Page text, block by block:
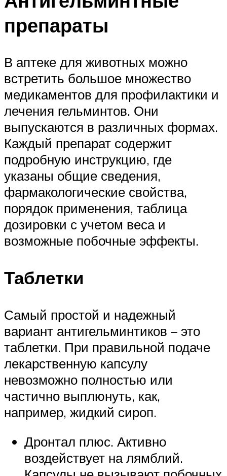
препараты
В аптеке для животных можно
встретить большое множество
медикаментов для профилактики и
лечения гельминтов. Они
выпускаются в различных формах.
Каждый препарат содержит
подробную инструкцию, где
указаны общие сведения,
фармакологические свойства,
порядок применения, таблица
дозировки с учетом веса и
возможные побочные эффекты.
Таблетки
Самый простой и надежный
вариант антигельминтиков – это
таблетки. При правильной подаче
лекарственную капсулу
невозможно полностью или
частично выплюнуть, как,
например, жидкий сироп.
Дронтал плюс. Активно
воздействует на лямблий.